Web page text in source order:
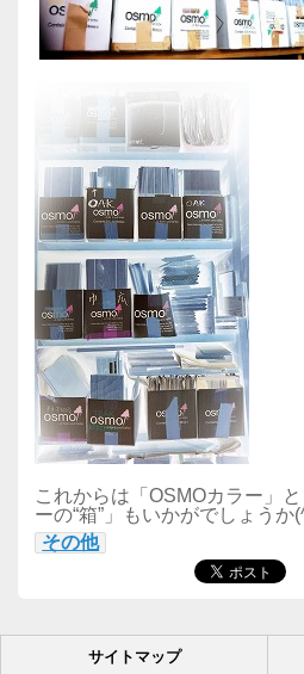
これからは「OSMOカラー」
ーの“箱”」もいかがでしょうか
その他
サイトマップ